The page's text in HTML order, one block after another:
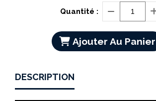
Quantité :
Ajouter Au Panier
DESCRIPTION